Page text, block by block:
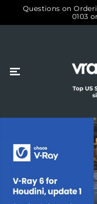
SALTAR AL
CONTENIDO
Questions on
0103